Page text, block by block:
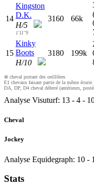
14
Kingston
D.K.
H/5
1'11"9
3160 66k
15
Kinky
Boots
H/10
3180 199k
⊗ cheval portant des oeilllères
E1 chevaux faisant partie de la même écurie
DA, DP, D4 cheval déferré (antérieurs,
Analyse Visuturf: 13 - 4 -
Cheval
Jockey
Analyse Equidegraph: 10 -
Stats